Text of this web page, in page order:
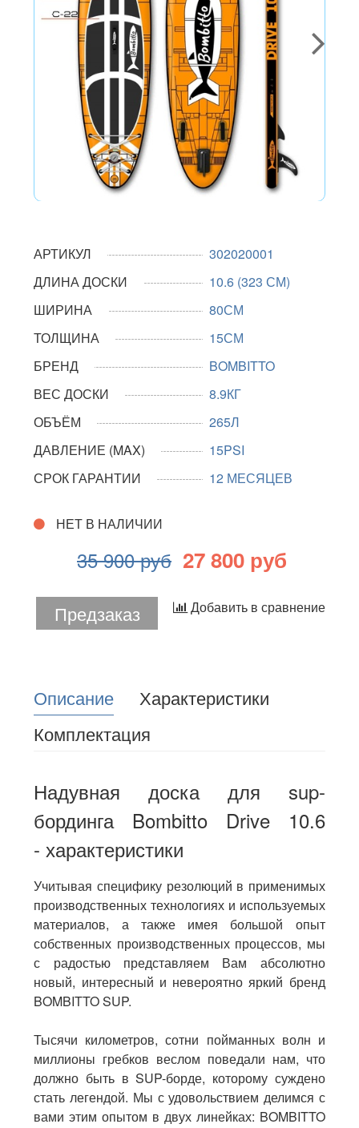
АРТИКУЛ
302020001
ДЛИНА ДОСКИ
10.6 (323 СМ)
ШИРИНА
80СМ
ТОЛЩИНА
15СМ
БРЕНД
BOMBITTO
ВЕС ДОСКИ
8.9КГ
ОБЪЁМ
265Л
ДАВЛЕНИЕ (MAX)
15PSI
СРОК ГАРАНТИИ
12 МЕСЯЦЕВ
НЕТ В НАЛИЧИИ
35 900 руб 27 800 руб
Предзаказ Добавить в сравнение
Описание
Характеристики
Комплектация
Надувная доска для sup-
бординга Bombitto Drive 10.6
- характеристики
Учитывая специфику резолюций в применимых
производственных технологиях и используемых
материалов, а также имея большой опыт
собственных производственных процессов, мы
с радостью представляем Вам абсолютно
новый, интересный и невероятно яркий бренд
BOMBITTO SUP.
Тысячи километров, сотни пойманных волн и
миллионы гребков веслом поведали нам, что
должно быть в SUP-борде, которому суждено
стать легендой. Мы с удовольствием делимся с
вами этим опытом в двух линейках: BOMBITTO